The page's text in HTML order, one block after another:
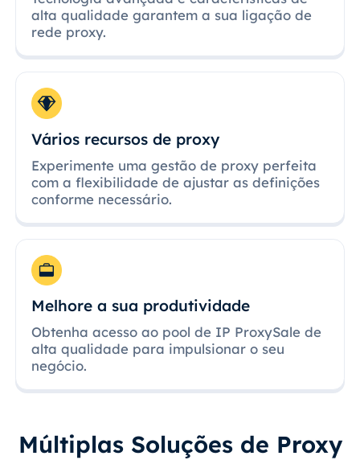
alta qualidade garantem a sua ligação de
rede proxy.
Vários recursos de proxy
Experimente uma gestão de proxy perfeita
com a flexibilidade de ajustar as definições
conforme necessário.
Melhore a sua produtividade
Obtenha acesso ao pool de IP ProxySale de
alta qualidade para impulsionar o seu
negócio.
Múltiplas Soluções de Proxy